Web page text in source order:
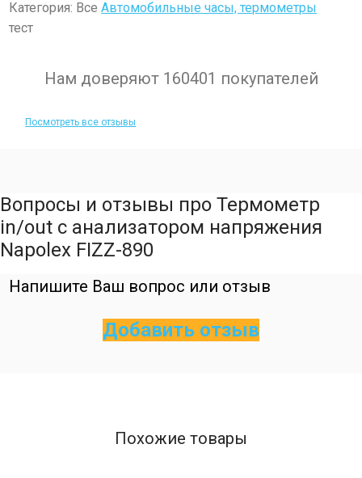
Категория: ВсеАвтомобильные часы, термометры
тест
Нам доверяют 160401 покупателей
Посмотреть все отзывы
Вопросы и отзывы про Термометр
in/out с анализатором напряжения
Napolex FIZZ-890
Напишите Ваш вопрос или отзыв
Добавить отзыв
Похожие товары